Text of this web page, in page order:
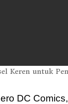
DC Comics,